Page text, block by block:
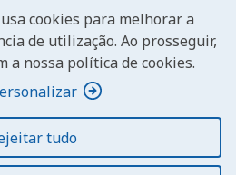
Todos os direitos
Declaração de
cookies para melhorar a
de utilização. Ao prosseguir,
a nossa política de cookies.
tudo